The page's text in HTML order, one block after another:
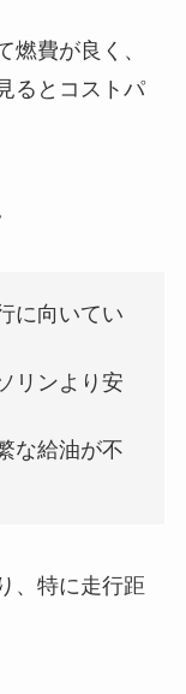
燃費が良く、
るとコストパ
に向いてい
リンより安
な給油が不
、特に走行距